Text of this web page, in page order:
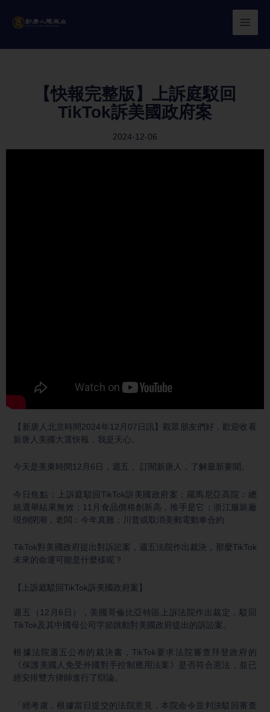
【快報完整版】上訴庭駁回
TikTok訴美國政府案
2024-12-06
【新唐人北京時間2024年12月07日訊】觀眾朋友們好，歡迎收看
新唐人美國大選快報，我是天心。
今天是美東時間12月6日，週五 。訂閱新唐人，了解最新要聞。
今日焦點：上訴庭駁回TikTok訴美國政府案；羅馬尼亞高院：總
統選舉結果無效；11月食品價格創新高，推手是它；浙江服裝廠
現倒閉潮，老闆：今年真難；川普或取消美郵電動車合約
TikTok對美國政府提出對訴訟案，週五法院作出裁決，那麼TikTok
未來的命運可能是什麼樣呢？
【上訴庭駁回TikTok訴美國政府案】
週五（12月6日），美國哥倫比亞特區上訴法院作出裁定，駁回
TikTok及其中國母公司字節跳動對美國政府提出的訴訟案。
根據法院週五公布的裁決書，TikTok要求法院審查拜登政府的
《保護美國人免受外國對手控制應用法案》是否符合憲法，並已
經安排雙方律師進行了辯論。
「經考慮，根據當日提交的法院意見，本院命令並判決駁回審查